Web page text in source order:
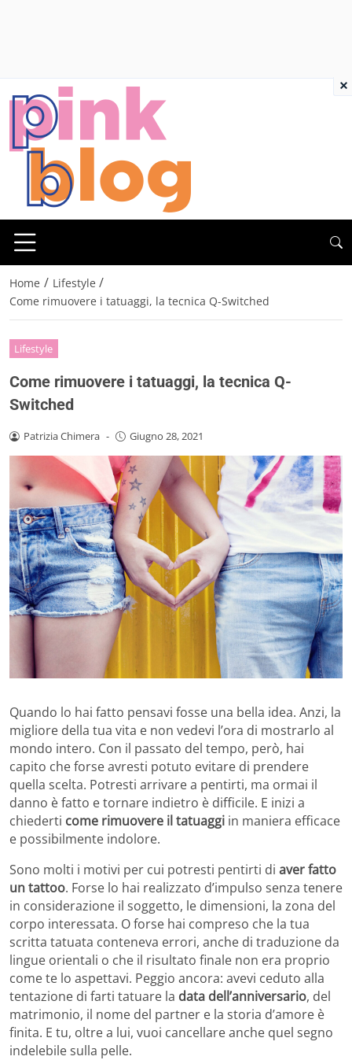
Home / Lifestyle /
Come rimuovere i tatuaggi, la tecnica Q-Switched
Lifestyle
Come rimuovere i tatuaggi, la tecnica Q-
Switched
Patrizia Chimera - Giugno 28, 2021
Quando lo hai fatto pensavi fosse una bella idea. Anzi, la
migliore della tua vita e non vedevi l’ora di mostrarlo al
mondo intero. Con il passato del tempo, però, hai
capito che forse avresti potuto evitare di prendere
quella scelta. Potresti arrivare a pentirti, ma ormai il
danno è fatto e tornare indietro è difficile. E inizi a
chiederti come rimuovere il tatuaggi in maniera efficace
e possibilmente indolore.
Sono molti i motivi per cui potresti pentirti di aver fatto
un tattoo. Forse lo hai realizzato d’impulso senza tenere
in considerazione il soggetto, le dimensioni, la zona del
corpo interessata. O forse hai compreso che la tua
scritta tatuata conteneva errori, anche di traduzione da
lingue orientali o che il risultato finale non era proprio
come te lo aspettavi. Peggio ancora: avevi ceduto alla
tentazione di farti tatuare la data dell’anniversario, del
matrimonio, il nome del partner e la storia d’amore è
finita. E tu, oltre a lui, vuoi cancellare anche quel segno
indelebile sulla pelle.
×